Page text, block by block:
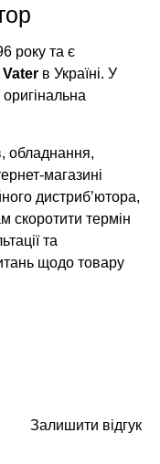
року та є
Vater в Україні. У
обладнання,
магазині
дистриб’ютора,
скоротити термін
та
щодо товару
Залишити відгук